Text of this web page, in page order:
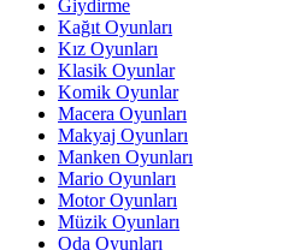
Giydirme
Kağıt Oyunları
Kız Oyunları
Klasik Oyunlar
Komik Oyunlar
Macera Oyunları
Makyaj Oyunları
Manken Oyunları
Mario Oyunları
Motor Oyunları
Müzik Oyunları
Oda Oyunları